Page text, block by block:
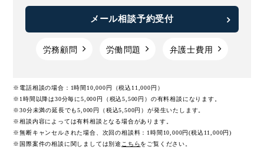
メール相談予約受付
労務顧問 労働問題 弁護士費用
※電話相談の場合：1時間10,000円（税込11,000円）
※1時間以降は30分毎に5,000円（税込5,500円）の有料相談になります。
※30分未満の延長でも5,000円（税込5,500円）が発生いたします。
※相談内容によっては有料相談となる場合があります。
※無断キャンセルされた場合、次回の相談料：1時間10,000円(税込11,000円)
※国際案件の相談に関しましては別途 こちらをご覧ください。